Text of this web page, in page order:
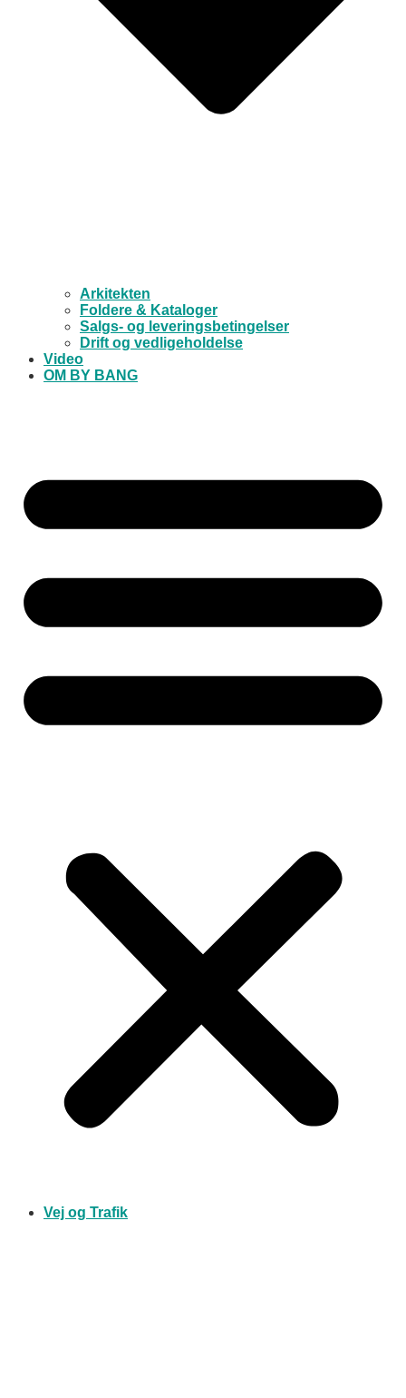
Arkitekten
Foldere & Kataloger
Salgs- og leveringsbetingelser
Drift og vedligeholdelse
Video
OM BY BANG
Vej og Trafik